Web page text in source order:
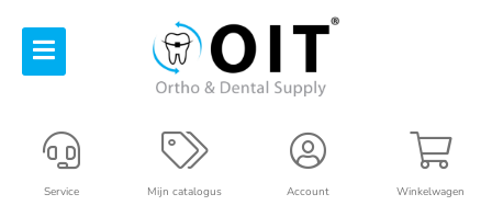
Winkelwagen
Account
Mijn catalogus
Service